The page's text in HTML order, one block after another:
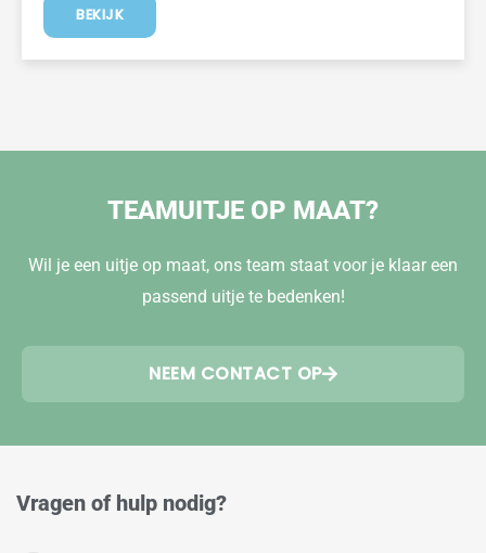
BEKIJK
TEAMUITJE OP MAAT?
Wil je een uitje op maat, ons team staat voor je klaar een
passend uitje te bedenken!
NEEM CONTACT OP
Vragen of hulp nodig?